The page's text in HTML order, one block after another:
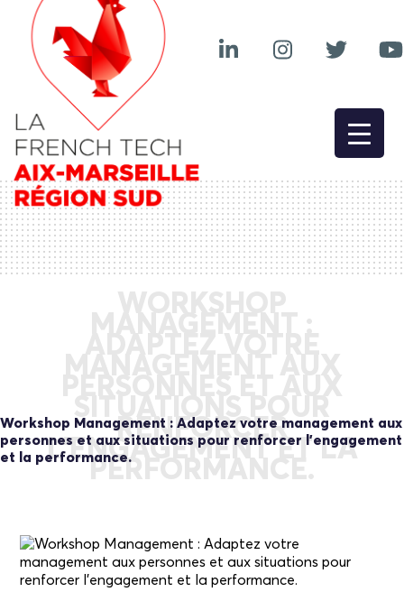
WORKSHOP
MANAGEMENT :
ADAPTEZ VOTRE
MANAGEMENT AUX
PERSONNES ET AUX
SITUATIONS POUR
RENFORCER
L’ENGAGEMENT ET LA
PERFORMANCE.
Workshop Management : Adaptez votre management aux
personnes et aux situations pour renforcer l’engagement
et la performance.